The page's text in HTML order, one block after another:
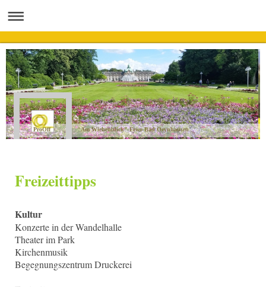
ProOff "Am Wiehenblick" Fewo Bad Oeynhausen
Freizeittipps
Kultur
Konzerte in der Wandelhalle
Theater im Park
Kirchenmusik
Begegnungszentrum Druckerei